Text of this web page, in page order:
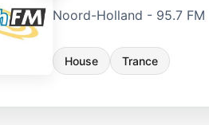
Noord-Holland - 95.7 FM
House Trance